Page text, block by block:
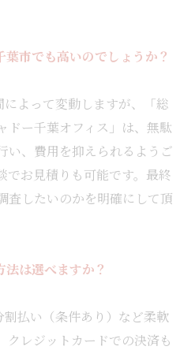
市でも高いのでしょうか？
よって変動しますが、「総
ドー千葉オフィス」は、無駄
い、費用を抑えられるようご
でお見積りも可能です。最終
査したいのかを明確にして頂
は選べますか？
払い（条件あり）など柔軟
クレジットカードでの決済も